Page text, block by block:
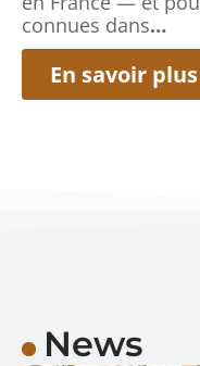
connues dans…
En savoir plus
News